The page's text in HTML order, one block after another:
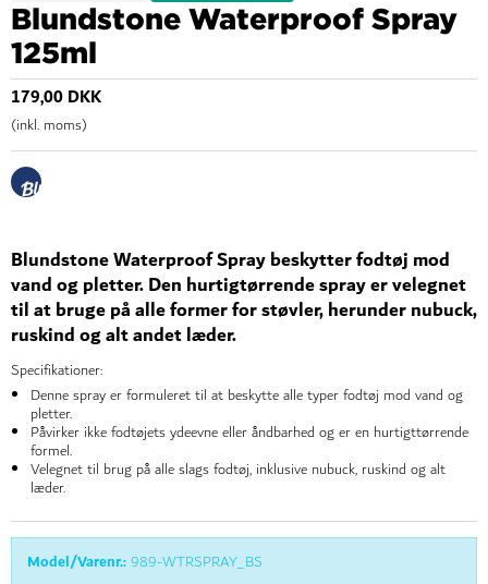
Blundstone Waterproof Spray
125ml
179,00 DKK
(inkl. moms)
Blundstone Waterproof Spray beskytter fodtøj mod
vand og pletter. Den hurtigtørrende spray er velegnet
til at bruge på alle former for støvler, herunder nubuck,
ruskind og alt andet læder.
Specifikationer:
Denne spray er formuleret til at beskytte alle typer fodtøj mod vand og
pletter.
Påvirker ikke fodtøjets ydeevne eller åndbarhed og er en hurtigttørrende
formel.
Velegnet til brug på alle slags fodtøj, inklusive nubuck, ruskind og alt
læder.
Model/Varenr.:989-WTRSPRAY_BS